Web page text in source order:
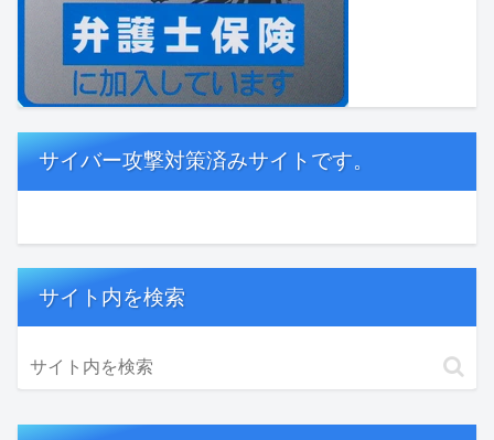
サイバー攻撃対策済みサイトです。
サイト内を検索